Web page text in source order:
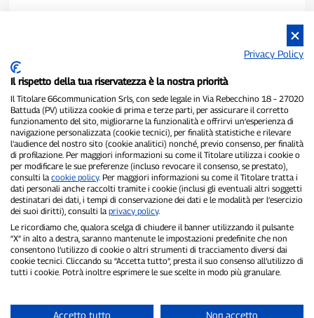
P300.it è una Testata Giornalistica indipendente
Registrazione numero 1/2021 del 1/2/2021 - Tribunale di Pavia
Proprietario ed editore:66communication Srls- P.IVA
02798890188
Direttore Responsabile:Alessandro Secchi- Vicedirettore:Federico
Benedusi
Privacy Policy
-
"Se è successo davvero, lo trovi su P300.it"
Copyright © P300.it 2012-2026
Privacy Policy
Il rispetto della tua riservatezza è la nostra priorità
Il Titolare 66communication Srls, con sede legale in Via Rebecchino 18 – 27020
Battuda (PV) utilizza cookie di prima e terze parti, per assicurare il corretto
funzionamento del sito, migliorarne la funzionalità e offrirvi un’esperienza di
navigazione personalizzata (cookie tecnici), per finalità statistiche e rilevare
l’audience del nostro sito (cookie analitici) nonché, previo consenso, per finalità
di profilazione. Per maggiori informazioni su come il Titolare utilizza i cookie o
per modificare le sue preferenze (incluso revocare il consenso, se prestato),
consulti la cookie policy. Per maggiori informazioni su come il Titolare tratta i
dati personali anche raccolti tramite i cookie (inclusi gli eventuali altri soggetti
destinatari dei dati, i tempi di conservazione dei dati e le modalità per l’esercizio
dei suoi diritti), consulti la privacy policy.
Le ricordiamo che, qualora scelga di chiudere il banner utilizzando il pulsante
“X” in alto a destra, saranno mantenute le impostazioni predefinite che non
consentono l’utilizzo di cookie o altri strumenti di tracciamento diversi dai
cookie tecnici. Cliccando su “Accetta tutto”, presta il suo consenso all’utilizzo di
tutti i cookie. Potrà inoltre esprimere le sue scelte in modo più granulare.
Accetto tutto Non accetto